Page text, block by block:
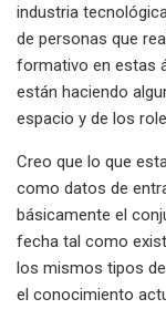
industria
de personas que
formativo en estas
están haciendo
espacio y de los
Creo que lo que
como datos de
básicamente el
fecha tal como
los mismos tipos
el conocimiento